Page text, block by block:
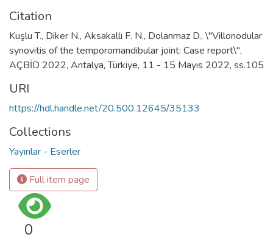
Citation
Kuşlu T., Diker N., Aksakallı F. N., Dolanmaz D., \"Villonodular
synovitis of the temporomandibular joint: Case report\",
AÇBİD 2022, Antalya, Türkiye, 11 - 15 Mayıs 2022, ss.105
URI
https://hdl.handle.net/20.500.12645/35133
Collections
Yayınlar - Eserler
Full item page
0